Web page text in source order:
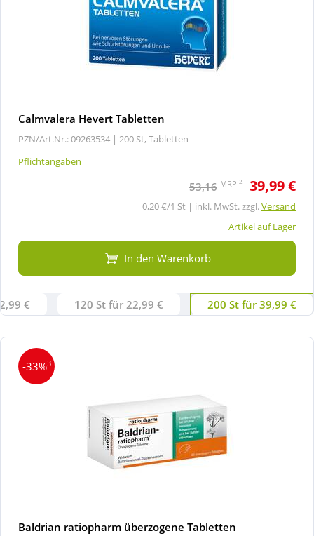
Calmvalera Hevert Tabletten
PZN/Art.Nr.: 09263534 | 200 St, Tabletten
Pflichtangaben
53,16 MRP 2 39,99 €
0,20 €/1 St | inkl. MwSt. zzgl.Versand
Artikel auf Lager
In den Warenkorb
€ 120 St für 22,99 € 200 St für 39,99 €
-33%3
Baldrian ratiopharm überzogene Tabletten